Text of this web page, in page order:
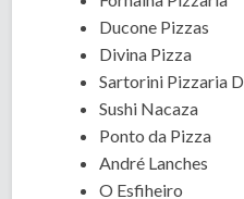
Ducone Pizzas
Divina Pizza
Sartorini Pizzaria
Sushi Nacaza
Ponto da Pizza
André Lanches
O Esfiheiro